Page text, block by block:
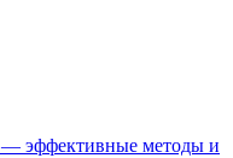
— эффективные методы и